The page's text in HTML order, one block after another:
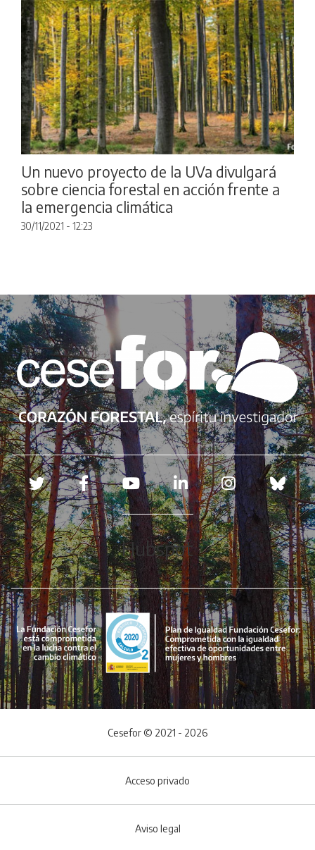
Un nuevo proyecto de la UVa divulgará
sobre ciencia forestal en acción frente a
la emergencia climática
30/11/2021 - 12:23
Redes sociales
Hubspot
Cesefor © 2021 - 2026
Acceso privado
Aviso legal